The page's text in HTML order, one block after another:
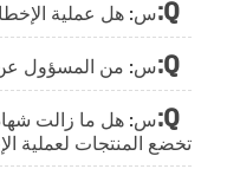
س: هل عملية
س: من المسؤول عن
س: هل ما زالت
تخضع المنتجات لعملية